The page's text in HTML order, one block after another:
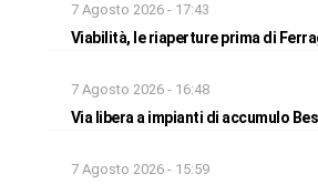
7 Agosto 2026 - 17:43
Viabilità, le riaperture prima di
7 Agosto 2026 - 16:48
Via libera a impianti di accumulo
7 Agosto 2026 - 15:59